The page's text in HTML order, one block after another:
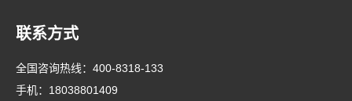
联系方式
全国咨询热线： 400-8318-133
手机： 18038801409